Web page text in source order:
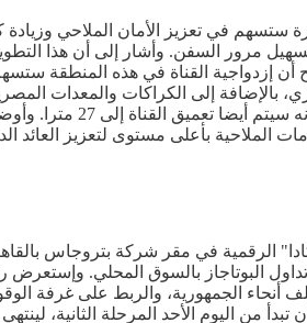
في تعزيز الأمان الملاحي وزيادة
البحيرات المرة سيزيد مساحة الإزدواج 10 كيلومترات؛ مما يسهم في تسهيل
القناة في هذه المنطقة ستسهم
المصري، بالإضافة إلى الكراكات
سير المجرى الملاحي أثناء التنفيذ. وأشار
الرقمية في مقر شركة بتروجاس
تداول البوتاجاز بالسوق المحلي.
الجمهورية، والربط على غرفة